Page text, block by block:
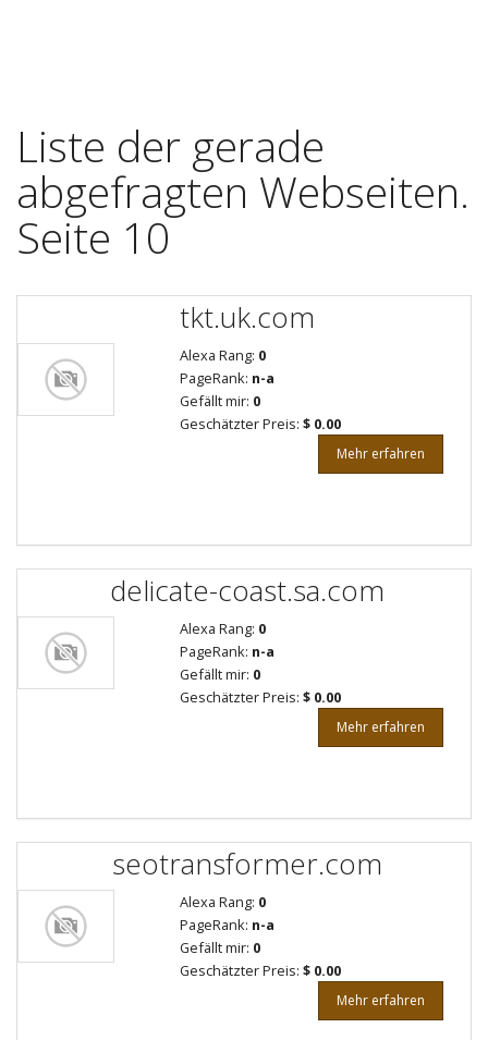
Liste der gerade
abgefragten Webseiten.
Seite 10
tkt.uk.com
Alexa Rang: 0
PageRank: n-a
Gefällt mir: 0
Geschätzter Preis: $ 0.00
Mehr erfahren
delicate-coast.sa.com
Alexa Rang: 0
PageRank: n-a
Gefällt mir: 0
Geschätzter Preis: $ 0.00
Mehr erfahren
seotransformer.com
Alexa Rang: 0
PageRank: n-a
Gefällt mir: 0
Geschätzter Preis: $ 0.00
Mehr erfahren